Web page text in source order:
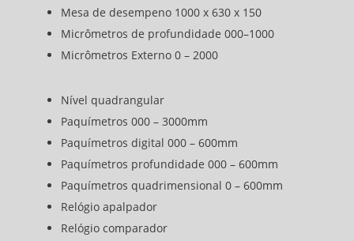
Mesa de desempeno 1000 x 630 x 150
Micrômetros de profundidade 000–1000
Micrômetros Externo 0 – 2000
Nível quadrangular
Paquímetros 000 – 3000mm
Paquímetros digital 000 – 600mm
Paquímetros profundidade 000 – 600mm
Paquímetros quadrimensional 0 – 600mm
Relógio apalpador
Relógio comparador